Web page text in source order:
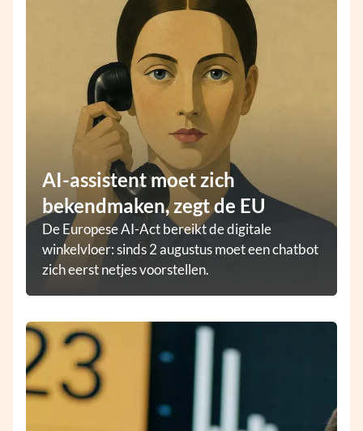
AI-assistent moet zich
bekendmaken, zegt de EU
De Europese AI-Act bereikt de digitale
winkelvloer: sinds 2 augustus moet een chatbot
zich eerst netjes voorstellen.